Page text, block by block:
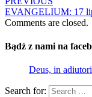
EVANGELIUM: 17
Comments are closed.
Bądź z nami na
Deus, in
Search for: